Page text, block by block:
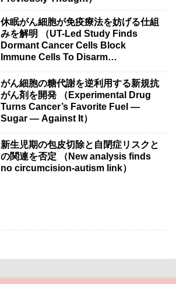
休眠がん細胞が免疫療法を妨げる仕組
みを解明 （UT-Led Study Finds
Dormant Cancer Cells Block
Immune Cells To Disarm
がん細胞の糖代謝を逆利用する新規抗
がん剤を開発 （Experimental Drug
Turns Cancer’s Favorite Fuel —
Sugar — Against It）
新生児期の包皮切除と自閉症リスクと
の関連を否定 （New analysis finds
no circumcision-autism link）